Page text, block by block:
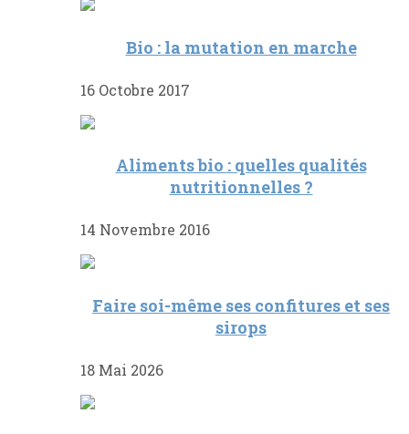
Bio : la mutation en marche
16 Octobre 2017
Aliments bio : quelles qualités
nutritionnelles ?
14 Novembre 2016
Faire soi-même ses confitures et ses
sirops
18 Mai 2026